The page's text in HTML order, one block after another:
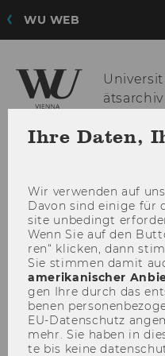
WU WEB
Universit
ätsarchiv
Ihre Daten,
Wir ver­wen­den auf
Davon sind ei­ni­ge für
site un­be­dingt
Wenn Sie auf den
ren“ kli­cken, dann
Sie stim­men damit
amerikanischer
gen Ihre durch das
be­nen
EU-​Datenschutz
mehr. Sie haben in
te bis keine